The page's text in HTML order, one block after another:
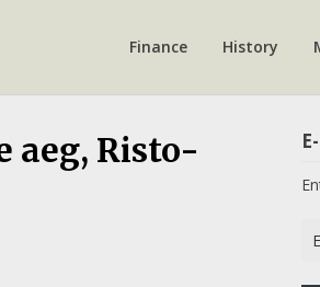
Finance History
aeg, Risto-